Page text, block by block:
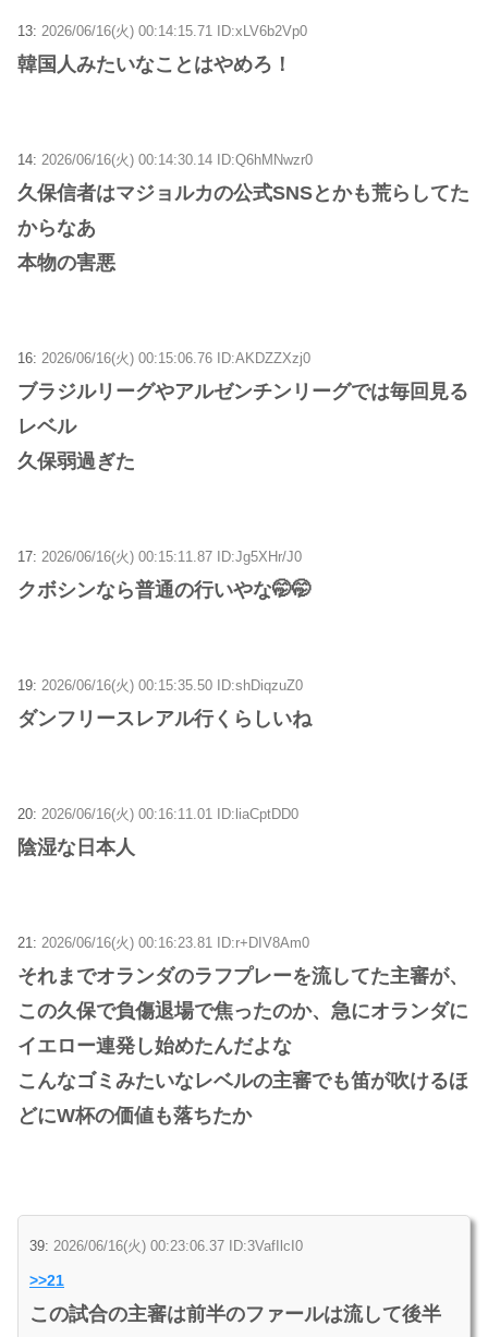
13: 2026/06/16(火) 00:14:15.71 ID:xLV6b2Vp0
韓国人みたいなことはやめろ！
14: 2026/06/16(火) 00:14:30.14 ID:Q6hMNwzr0
久保信者はマジョルカの公式SNSとかも荒らしてた
からなあ
本物の害悪
16: 2026/06/16(火) 00:15:06.76 ID:AKDZZXzj0
ブラジルリーグやアルゼンチンリーグでは毎回見る
レベル
久保弱過ぎた
17: 2026/06/16(火) 00:15:11.87 ID:Jg5XHr/J0
クボシンなら普通の行いやな🤭🤭
19: 2026/06/16(火) 00:15:35.50 ID:shDiqzuZ0
ダンフリースレアル行くらしいね
20: 2026/06/16(火) 00:16:11.01 ID:liaCptDD0
陰湿な日本人
21: 2026/06/16(火) 00:16:23.81 ID:r+DIV8Am0
それまでオランダのラフプレーを流してた主審が、
この久保で負傷退場で焦ったのか、急にオランダに
イエロー連発し始めたんだよな
こんなゴミみたいなレベルの主審でも笛が吹けるほ
どにW杯の価値も落ちたか
39: 2026/06/16(火) 00:23:06.37 ID:3VafIlcI0
>>21
この試合の主審は前半のファールは流して後半